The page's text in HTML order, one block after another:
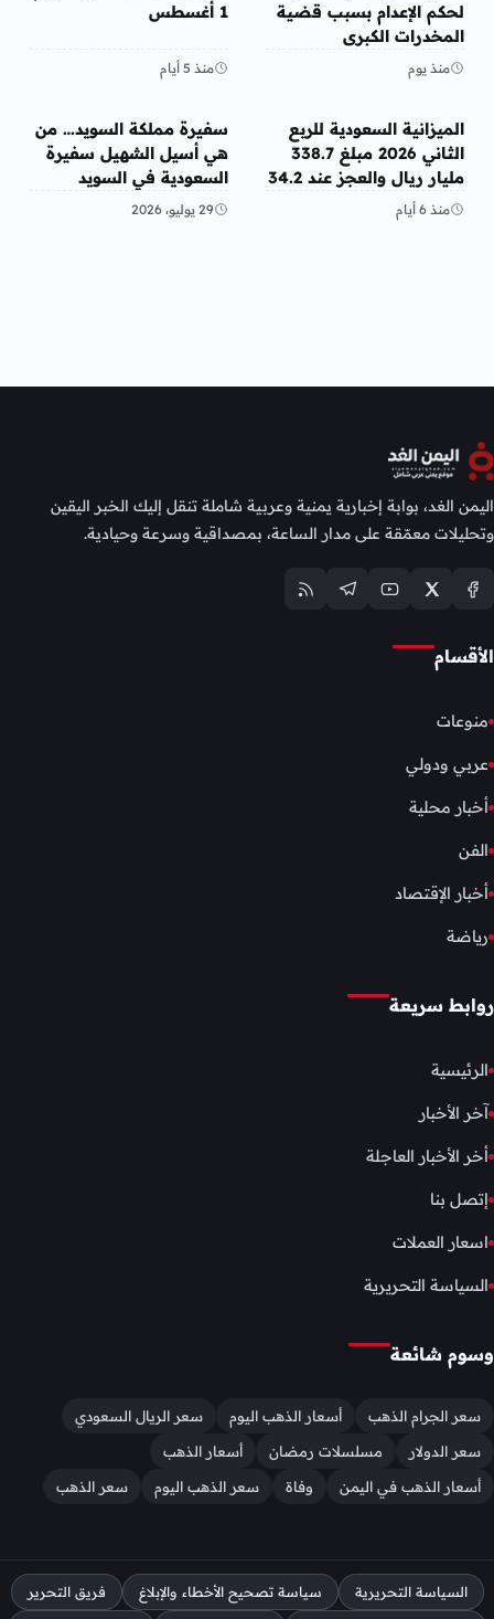
لحكم الإعدام بسبب قضية
المخدرات الكبرى
منذ يوم
1 أغسطس
منذ 5 أيام
عربي ودولي
الميزانية السعودية للربع
الثاني 2026 مبلغ 338.7
مليار ريال والعجز عند 34.2
مليار ريال
منذ 6 أيام
عربي ودولي
سفيرة مملكة السويد… من
هي أسيل الشهيل سفيرة
السعودية في السويد
29 يوليو، 2026
اليمن الغد، بوابة إخبارية يمنية وعربية شاملة تنقل إليك الخبر اليقين
وتحليلات معمّقة على مدار الساعة، بمصداقية وسرعة وحيادية.
الأقسام
منوعات
عربي ودولي
أخبار محلية
الفن
أخبار الإقتصاد
رياضة
روابط سريعة
الرئيسية
آخر الأخبار
أخر الأخبار العاجلة
إتصل بنا
اسعار العملات
السياسة التحريرية
وسوم شائعة
سعر الجرام الذهب أسعار الذهب اليوم
سعر الريال السعودي
سعر الدولار
مسلسلات رمضان
أسعار الذهب
أسعار الذهب في اليمن
وفاة سعر الذهب اليوم سعر الذهب
السياسة التحريرية سياسة تصحيح الأخطاء والإبلاغ فريق التحرير